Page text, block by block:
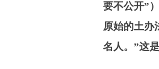
要不公开”
原始的土办
名人。”这